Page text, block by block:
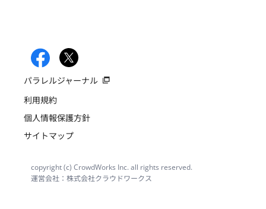
パラレルジャーナル
利用規約
個人情報保護方針
サイトマップ
copyright (c) CrowdWorks Inc. all rights reserved.
運営会社：株式会社クラウドワークス